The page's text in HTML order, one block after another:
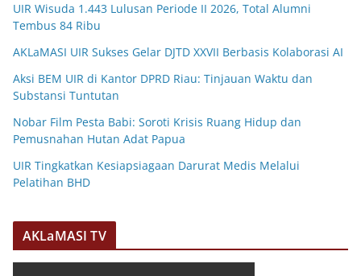
UIR Wisuda 1.443 Lulusan Periode II 2026, Total Alumni
Tembus 84 Ribu
AKLaMASI UIR Sukses Gelar DJTD XXVII Berbasis Kolaborasi AI
Aksi BEM UIR di Kantor DPRD Riau: Tinjauan Waktu dan
Substansi Tuntutan
Nobar Film Pesta Babi: Soroti Krisis Ruang Hidup dan
Pemusnahan Hutan Adat Papua
UIR Tingkatkan Kesiapsiagaan Darurat Medis Melalui
Pelatihan BHD
AKLaMASI TV